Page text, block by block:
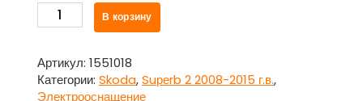
Количество
товара
комфорта
(ЭБУ)
1K0937087A
В корзину
Артикул: 1551018
Категории: Skoda,Suреrb 2 2008-2015 г.в.,
Электрооснащение